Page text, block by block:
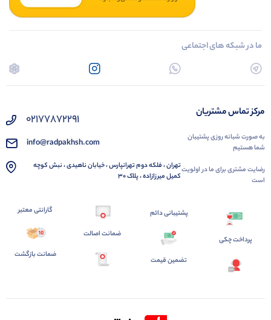
ما در شبکه های اجتماعی
مرکز تماس مشتریان
به صورت شبانه روزی پشتیبان
شما هستیم
رضایت مشتری برای ما در اولویت
است
02177872291
info@radpakhsh.com
تهران ، فلکه دوم تهرانپارس ، خیابان ناهیدی ، نبش کوچه
کمیل میرزازاده ، پلاک 30
پرداخت چکی
پشتیبانی دائم
تضمین قیمت
ضمانت اصالت
گارانتی معتبر
ضمانت بازگشت